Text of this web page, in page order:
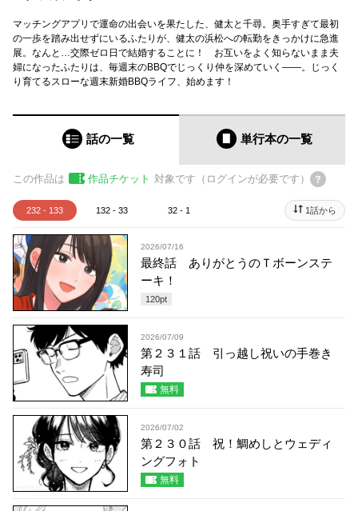
マッチングアプリで運命の出会いを果たした、健太と千尋。奥手すぎて最初
の一歩を踏み出せずにいるふたりが、健太の浜松への転勤をきっかけに急進
展。なんと…交際ゼロ日で結婚することに！ お互いをよく知らないまま夫
婦になったふたりは、毎週末のBBQでじっくり仲を深めていく――。じっく
り育てるスローな週末新婚BBQライフ、始めます！
話の一覧 単行本の一覧
この作品は 作品チケット 対象です（ログインが必要です）
232 - 133 132 - 33 32 - 1 1話から
2026/07/16
最終話 ありがとうのＴボーンステ
ーキ！
120pt
2026/07/09
第２３１話 引っ越し祝いの手巻き
寿司
無料
2026/07/02
第２３０話 祝！鯛めしとウェディ
ングフォト
無料